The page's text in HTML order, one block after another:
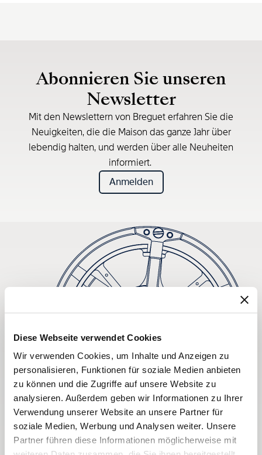
Diese Webseite verwendet Cookies
Wir verwenden Cookies, um Inhalte und Anzeigen zu
personalisieren, Funktionen für soziale Medien anbieten
zu können und die Zugriffe auf unsere Website zu
analysieren. Außerdem geben wir Informationen zu Ihrer
Verwendung unserer Website an unsere Partner für
soziale Medien, Werbung und Analysen weiter. Unsere
Partner führen diese Informationen möglicherweise mit
Abonnieren Sie unseren
Newsletter
Mit den Newslettern von Breguet erfahren Sie die
Neuigkeiten, die die Maison das ganze Jahr über
lebendig halten, und werden über alle Neuheiten
informiert.
Anmelden